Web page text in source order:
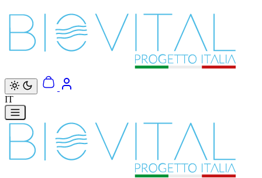
Vai direttamente ai contenuti
IT